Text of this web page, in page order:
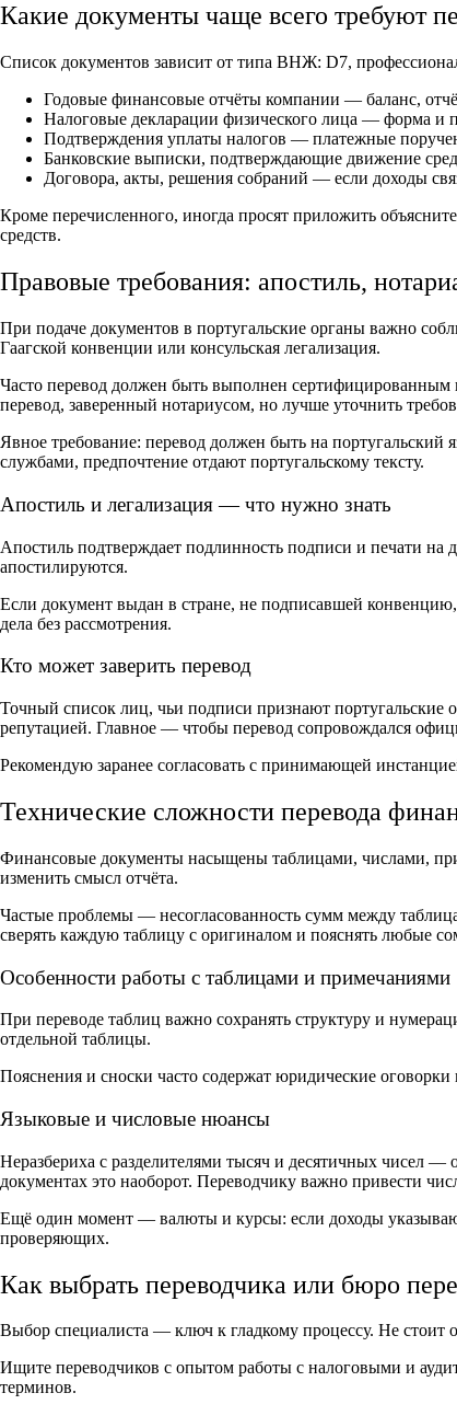
Какие документы чаще всего требуют
Список документов зависит от типа ВНЖ: D7,
Годовые финансовые отчёты компании — баланс,
Налоговые декларации физического лица — форма и
Подтверждения уплаты налогов — платежные
Банковские выписки, подтверждающие движение
Договора, акты, решения собраний — если доходы
Кроме перечисленного, иногда просят приложить
средств.
Правовые требования: апостиль,
При подаче документов в португальские органы важно
Гаагской конвенции или консульская легализация.
Часто перевод должен быть выполнен сертифицированным
перевод, заверенный нотариусом, но лучше уточнить
Явное требование: перевод должен быть на португальский
службами, предпочтение отдают португальскому тексту.
Апостиль и легализация — что нужно знать
Апостиль подтверждает подлинность подписи и печати
апостилируются.
Если документ выдан в стране, не подписавшей конвенцию,
дела без рассмотрения.
Кто может заверить перевод
Точный список лиц, чьи подписи признают португальские
репутацией. Главное — чтобы перевод сопровождался
Рекомендую заранее согласовать с принимающей
Технические сложности перевода
Финансовые документы насыщены таблицами, числами,
изменить смысл отчёта.
Частые проблемы — несогласованность сумм между
сверять каждую таблицу с оригиналом и пояснять любые
Особенности работы с таблицами и примечаниями
При переводе таблиц важно сохранять структуру и
отдельной таблицы.
Пояснения и сноски часто содержат юридические
Языковые и числовые нюансы
Неразбериха с разделителями тысяч и десятичных чисел —
документах это наоборот. Переводчику важно привести
Ещё один момент — валюты и курсы: если доходы
проверяющих.
Как выбрать переводчика или бюро
Выбор специалиста — ключ к гладкому процессу. Не стоит
Ищите переводчиков с опытом работы с налоговыми и
терминов.